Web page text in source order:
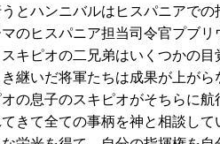
とハンニバルはヒスパニアで
のヒスパニア担当司令官プブ
キピオの二兄弟はいくつかの
継いだ将軍たちは成果が上が
の息子のスキピオがそちらに
きて全ての事柄を神と相談し